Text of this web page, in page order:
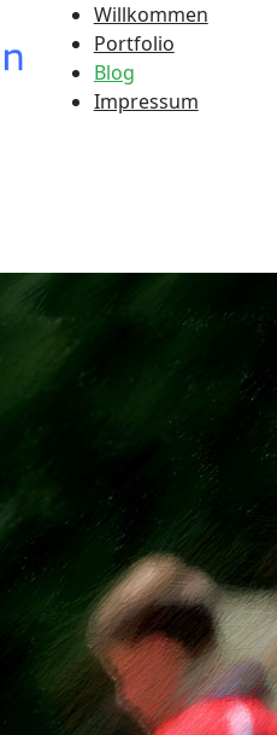
Willkommen
Portfolio
Blog
Impressum